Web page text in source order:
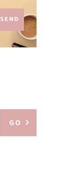
SEND
GO